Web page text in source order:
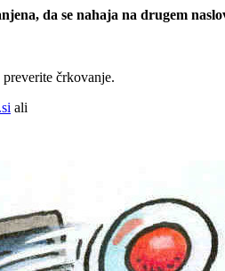
da se nahaja na drugem
črkovanje.
ali